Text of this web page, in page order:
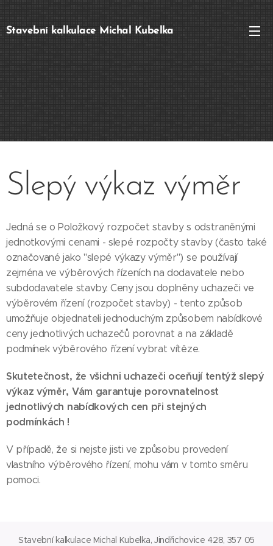
Stavební kalkulace Michal Kubelka
Slepý výkaz výměr
Jedná se o Položkový rozpočet stavby s odstraněnými
jednotkovými cenami - slepé rozpočty stavby (často také
označované jako "slepé výkazy výměr") se používají
zejména ve výběrových řízeních na dodavatele nebo
subdodavatele stavby. Ceny jsou doplněny uchazeči ve
výběrovém řízení (rozpočet stavby) - tento způsob
umožňuje objednateli jednoduchým způsobem nabídkové
ceny jednotlivých uchazečů porovnat a na základě
podmínek výběrového řízení vybrat vítěze.
Skutetečnost, že všichni uchazeči oceňují tentýž slepý
výkaz výměr, Vám garantuje porovnatelnost
jednotlivých nabídkových cen při stejných
podmínkách !
V případě, že si nejste jisti ve způsobu provedení
vlastního výběrového řízení, mohu vám v tomto směru
pomoci.
Stavební kalkulace Michal Kubelka, Jindřichovice 428, 357 05